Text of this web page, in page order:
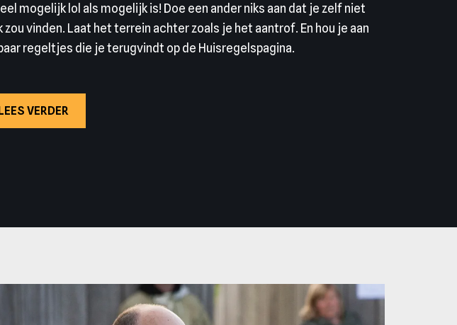
mogelijk lol als mogelijk is! Doe een ander niks aan dat je zelf niet
zou vinden. Laat het terrein achter zoals je het aantrof. En hou je aan
regeltjes die je terugvindt op de Huisregelspagina.
LEES VERDER